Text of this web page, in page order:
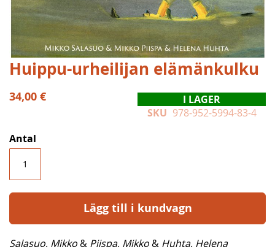
Hoppa
till
början
av
Huippu-urheilijan elämänkulku
34,00 €
I LAGER
SKU 978-952-5994-83-4
Antal
Lägg till i kundvagn
Salasuo, Mikko & Piispa, Mikko & Huhta, Helena